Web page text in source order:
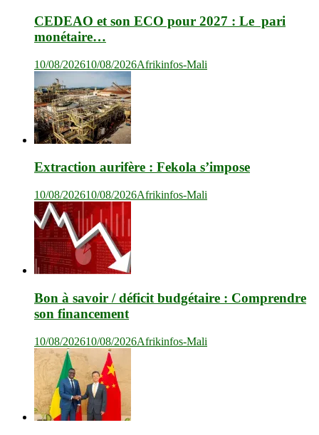
CEDEAO et son ECO pour 2027 : Le pari
monétaire…
10/08/202610/08/2026Afrikinfos-Mali
Extraction aurifère : Fekola s’impose
10/08/202610/08/2026Afrikinfos-Mali
Bon à savoir / déficit budgétaire : Comprendre
son financement
10/08/202610/08/2026Afrikinfos-Mali